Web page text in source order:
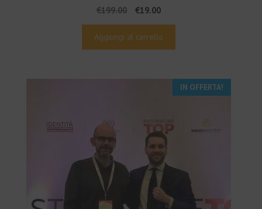
€199.00
Il
prezzo
originale
€19.00Il
prezzo
attuale
Aggiungi al carrello
IN OFFERTA!